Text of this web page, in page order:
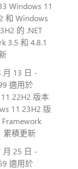
Windows 11
和 Windows
的 .NET
3.5 和 4.8.1
月 13 日 -
適用於
22H2 版本
11 23H2 版
Framework
累積更新
月 25 日 -
適用於